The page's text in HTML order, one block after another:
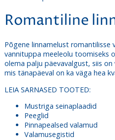
Romantiline
Põgene linnamelust romantilisse
vannituppa meeleolu toomiseks
olema palju päevavalgust, siis
mis tänapäeval on ka väga hea
LEIA SARNASED TOOTED:
Mustriga seinaplaadid
Peeglid
Pinnapealsed valamud
Valamusegistid